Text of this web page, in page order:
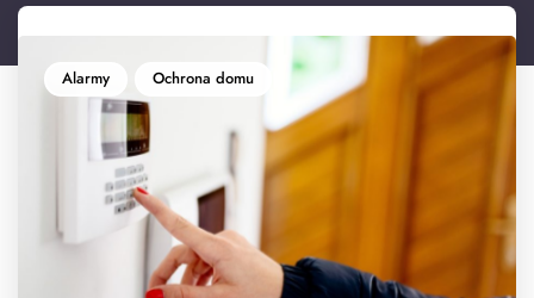
Alarmy Ochrona domu